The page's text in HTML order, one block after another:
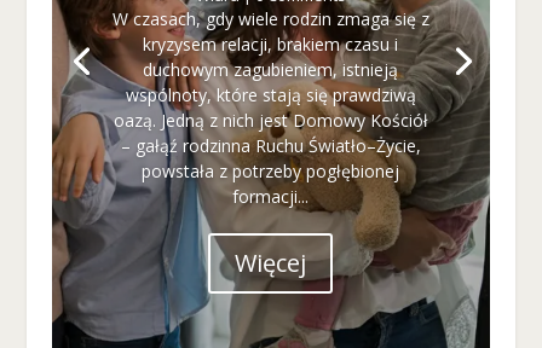
W czasach, gdy wiele rodzin zmaga się z
kryzysem relacji, brakiem czasu i
duchowym zagubieniem, istnieją
wspólnoty, które stają się prawdziwą
oazą. Jedną z nich jest Domowy Kościół
– gałąź rodzinna Ruchu Światło–Życie,
powstała z potrzeby pogłębionej
formacji...
Więcej